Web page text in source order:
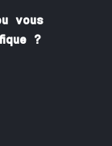
vous
?